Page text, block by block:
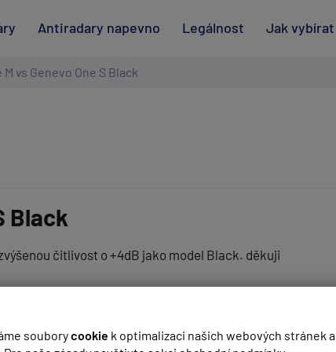
souborycookie k optimalizaci našich webových stránek a
Antiradary napevno Legálnost Jak vybírat
M vs Genevo One S Black
Black
čitlivost o +4dB jako model Black. děkuji